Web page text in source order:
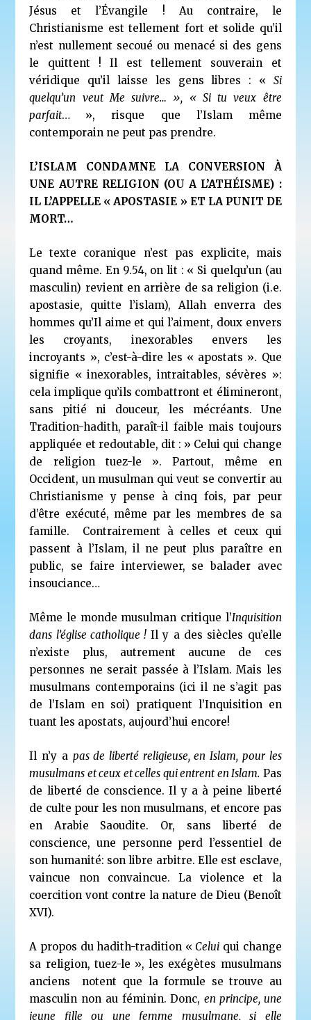
Jésus et l’Évangile ! Au contraire, le
Christianisme est tellement fort et solide qu’il
n’est nullement secoué ou menacé si des gens
le quittent ! Il est tellement souverain et
véridique qu’il laisse les gens libres : « Si
quelqu’un veut Me suivre… », « Si tu veux être
parfait…
», risque que l’Islam même
contemporain ne peut pas prendre.
L’ISLAM CONDAMNE LA CONVERSION À
UNE AUTRE RELIGION (OU A L’ATHÉISME) :
IL L’APPELLE « APOSTASIE » ET LA PUNIT DE
MORT…
Le texte coranique n’est pas explicite, mais
quand même. En 9.54, on lit : « Si quelqu’un (au
masculin) revient en arrière de sa religion (i.e.
apostasie, quitte l’islam), Allah enverra des
hommes qu’Il aime et qui l’aiment, doux envers
les croyants, inexorables envers les
incroyants », c’est-à-dire les « apostats ». Que
signifie « inexorables, intraitables, sévères »:
cela implique qu’ils combattront et élimineront,
sans pitié ni douceur, les mécréants. Une
Tradition-hadith, paraît-il faible mais toujours
appliquée et redoutable, dit : » Celui qui change
de religion tuez-le ». Partout, même en
Occident, un musulman qui veut se convertir au
Christianisme y pense à cinq fois, par peur
d’être exécuté, même par les membres de sa
famille.
Contrairement à celles et ceux qui
passent à l’Islam, il ne peut plus paraître en
public, se faire interviewer, se balader avec
insouciance…
Même le monde musulman critique l’Inquisition
dans l’église catholique ! Il y a des siècles qu’elle
n’existe plus, autrement aucune de ces
personnes ne serait passée à l’Islam. Mais les
musulmans contemporains (ici il ne s’agit pas
de l’Islam en soi) pratiquent l’Inquisition en
tuant les apostats, aujourd’hui encore!
Il n’y a pas de liberté religieuse, en Islam, pour les
musulmans et ceux et celles qui entrent en Islam. Pas
de liberté de conscience. Il y a à peine liberté
de culte pour les non musulmans, et encore pas
en Arabie Saoudite. Or, sans liberté de
conscience, une personne perd l’essentiel de
son humanité: son libre arbitre. Elle est esclave,
vaincue non convaincue. La violence et la
coercition vont contre la nature de Dieu (Benoît
XVI).
A propos du hadith-tradition « Celui qui change
sa religion, tuez-le », les exégètes musulmans
anciens notent que la formule se trouve au
masculin non au féminin. Donc,en principe, une
jeune fille ou une femme musulmane, si elle